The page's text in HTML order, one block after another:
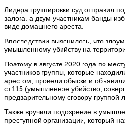
Лидера группировки суд отправил
залога, а двум участникам банды
виде домашнего ареста.
Впоследствии выяснилось, что
умышленному убийству на
Поэтому в августе 2020 года по
участников группы, которые
арестом, провели обыски и
ст.115 (умышленное убийство,
предварительному сговору группой
Также вручили подозрение в
преступной организации, который